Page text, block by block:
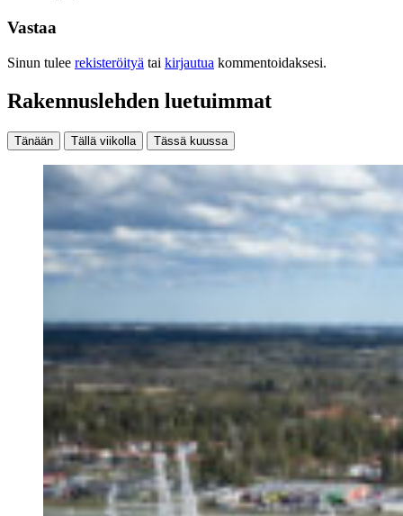
Vastaa
Sinun tulee rekisteröityä tai kirjautua kommentoidaksesi.
Rakennuslehden luetuimmat
Tänään Tällä viikolla Tässä kuussa